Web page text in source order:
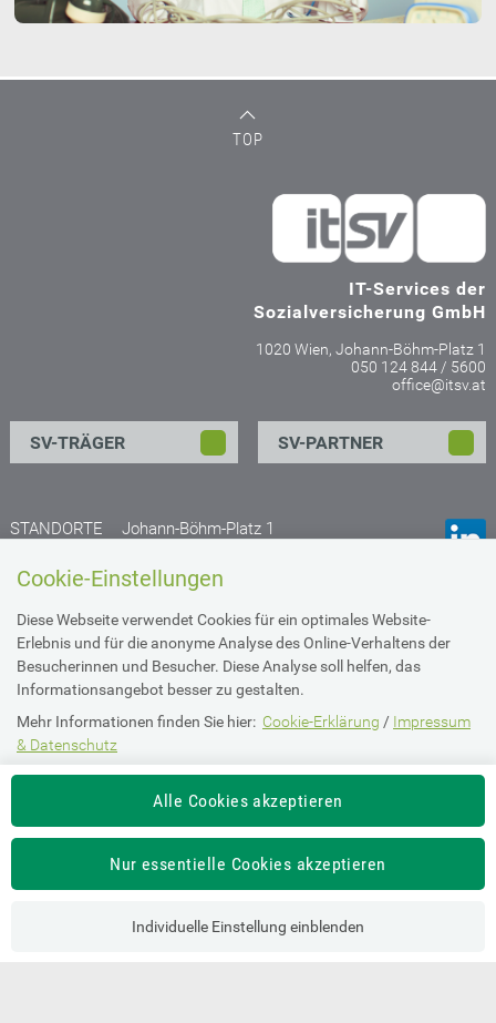
Cookie-Einstellungen
Diese Webseite verwendet Cookies für ein optimales Website-
Erlebnis und für die anonyme Analyse des Online-Verhaltens der
Besucherinnen und Besucher. Diese Analyse soll helfen, das
Informationsangebot besser zu gestalten.
Mehr Informationen finden Sie hier: Cookie-Erklärung / Impressum
& Datenschutz
Die Einstellung können Sie jederzeit auf der Seite "Imperssum &
" ändern.Alle Cookies akzeptieren
Nur essentielle Cookies akzeptieren
Individuelle Einstellung einblenden
TOP
IT-Services der
Sozialversicherung GmbH
1020 Wien, Johann-Böhm-Platz 1
050 124 844 / 5600
office@itsv.at
SV-TRÄGER SV-PARTNER
STANDORTE
Johann-Böhm-Platz 1
Anfahrtsplan
Gruberstraße 77
A- 4020 Linz
Anfahrtsplan
Barrierefreiheit
Intranet Login